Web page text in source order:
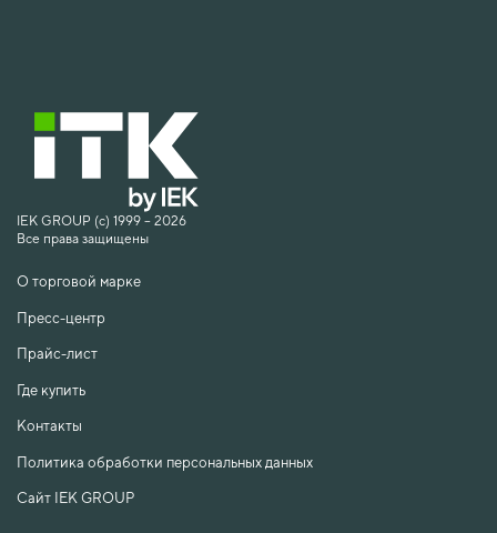
IEK GROUP (c) 1999 – 2026
Все права защищены
О торговой марке
Пресс-центр
Прайс-лист
Где купить
Контакты
Политика обработки персональных данных
Сайт IEK GROUP